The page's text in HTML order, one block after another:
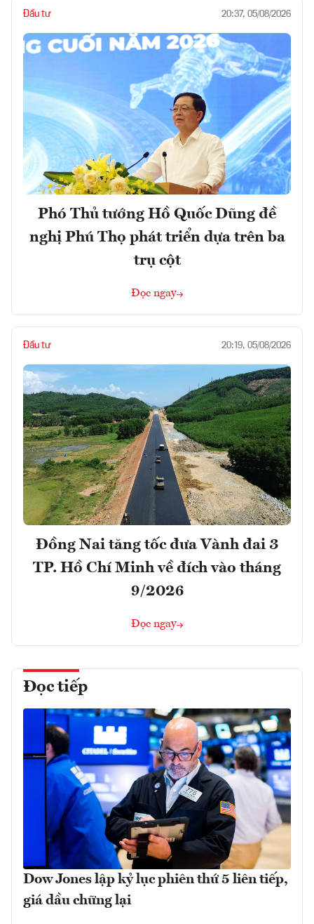
Đầu tư 20:37, 05/08/2026
Phó Thủ tướng Hồ Quốc Dũng đề
nghị Phú Thọ phát triển dựa trên ba
trụ cột
Đọc ngay
Đầu tư 20:19, 05/08/2026
Đồng Nai tăng tốc đưa Vành đai 3
TP. Hồ Chí Minh về đích vào tháng
9/2026
Đọc ngay
Đọc tiếp
Dow Jones lập kỷ lục phiên thứ 5 liên tiếp,
giá dầu chững lại